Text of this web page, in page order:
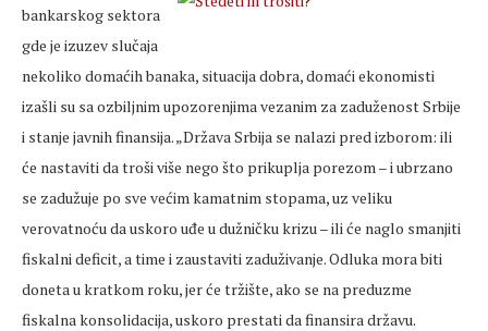
bankarskog sektora
gde je izuzev slučaja
nekoliko domaćih banaka, situacija dobra, domaći ekonomisti
izašli su sa ozbiljnim upozorenjima vezanim za zaduženost Srbije
i stanje javnih finansija. „Država Srbija se nalazi pred izborom: ili
će nastaviti da troši više nego što prikuplja porezom – i ubrzano
se zadužuje po sve većim kamatnim stopama, uz veliku
verovatnoću da uskoro uđe u dužničku krizu – ili će naglo smanjiti
fiskalni deficit, a time i zaustaviti zaduživanje. Odluka mora biti
doneta u kratkom roku, jer će tržište, ako se na preduzme
fiskalna konsolidacija, uskoro prestati da finansira državu.